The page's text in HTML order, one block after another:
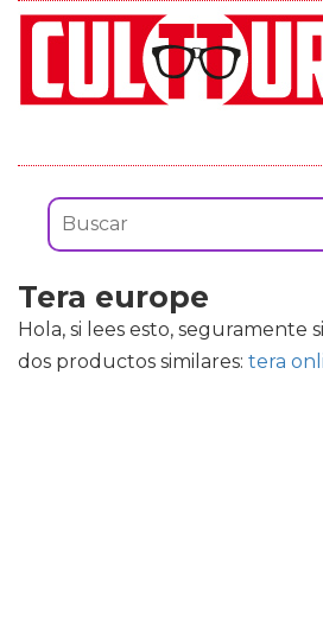
Tera europe
Hola, si lees esto,
dos productos similares: tera